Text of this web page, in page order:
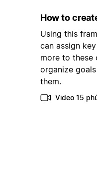
How to
Using this
can assign
more to these
organize
them.
Video 15